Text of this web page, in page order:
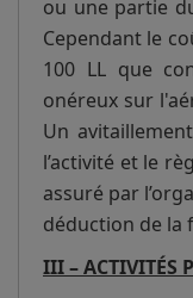
ou une partie
Cependant le
100 LL que
onéreux sur
Un
l’activité et le
assuré par
déduction de la
III – ACTIVITÉS